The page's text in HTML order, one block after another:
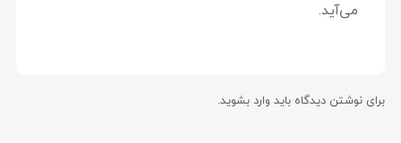
می‌آید.
برای نوشتن دیدگاه باید وارد بشوید.